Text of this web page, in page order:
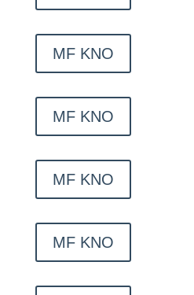
MF KNO
MF KNO
MF KNO
MF KNO